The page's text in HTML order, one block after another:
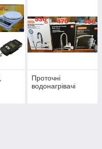
Проточні
водонагрівачі